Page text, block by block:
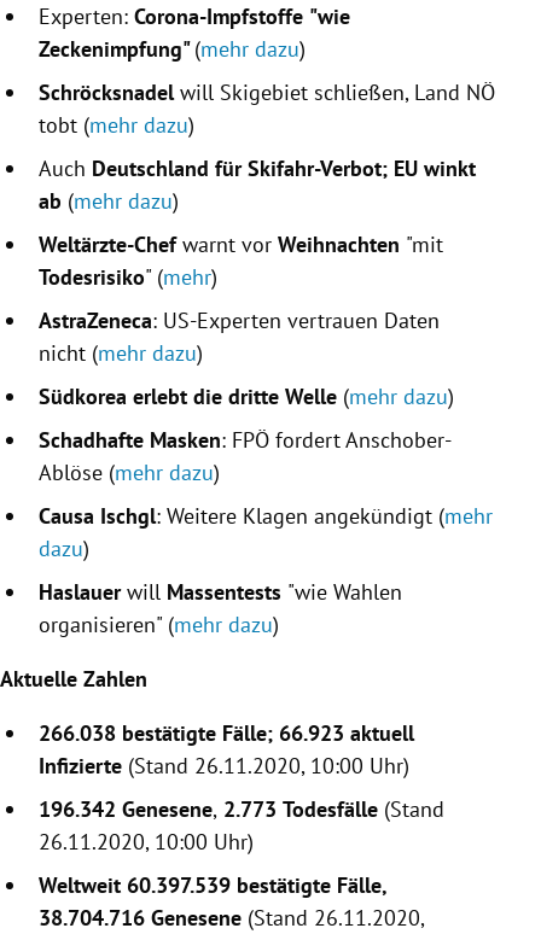
Experten: Corona-Impfstoffe "wie
Zeckenimpfung"(mehr dazu)
Schröcksnadelwill Skigebiet schließen, Land NÖ
tobt (mehr dazu)
Auch Deutschland für Skifahr-Verbot; EU winkt
ab (mehr dazu)
Weltärzte-Chefwarnt vor Weihnachten "mit
Todesrisiko" (mehr)
AstraZeneca: US-Experten vertrauen Daten
nicht (mehr dazu)
Südkorea erlebt die dritte Welle (mehr dazu)
Schadhafte Masken: FPÖ fordert Anschober-
Ablöse (mehr dazu)
Causa Ischgl: Weitere Klagen angekündigt (mehr
dazu)
Haslauerwill Massentests "wie Wahlen
organisieren" (mehr dazu)
Aktuelle Zahlen
266.038 bestätigte Fälle; 66.923 aktuell
Infizierte (Stand 26.11.2020, 10:00 Uhr)
196.342 Genesene, 2.773 Todesfälle (Stand
26.11.2020, 10:00 Uhr)
Weltweit 60.397.539 bestätigte Fälle,
38.704.716 Genesene (Stand 26.11.2020,